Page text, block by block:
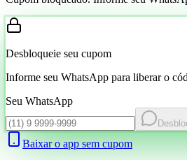
Desbloqueie seu cupom
Informe seu WhatsApp para liberar o
Seu WhatsApp
Baixar o app sem cupom